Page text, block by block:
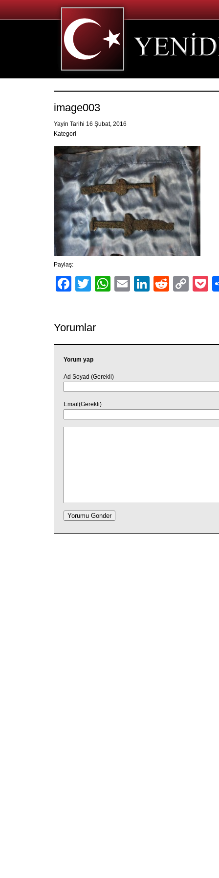
image003
Yayin Tarihi 16 Şubat, 2016
Kategori
Paylaş:
Facebook
TwitterWhatsApp
EmailLinkedIn
Reddit
Yorumlar
Yorum yap
Ad Soyad (Gerekli)
Email(Gerekli)